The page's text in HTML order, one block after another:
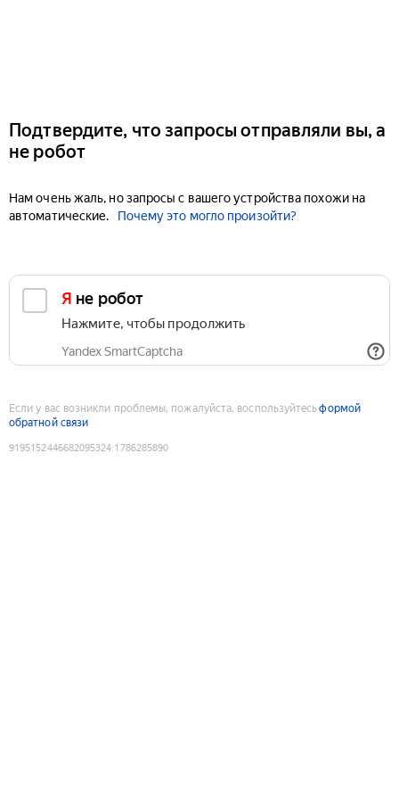
Подтвердите, что запросы отправляли вы, а
не робот
Нам очень жаль, но запросы с вашего устройства похожи на
автоматические.
Почему это могло произойти?
Я не робот
Нажмите, чтобы продолжить
Yandex SmartCaptcha
Если у вас возникли проблемы, пожалуйста, воспользуйтесьформой
обратной связи
9195152446682095324:1786285890